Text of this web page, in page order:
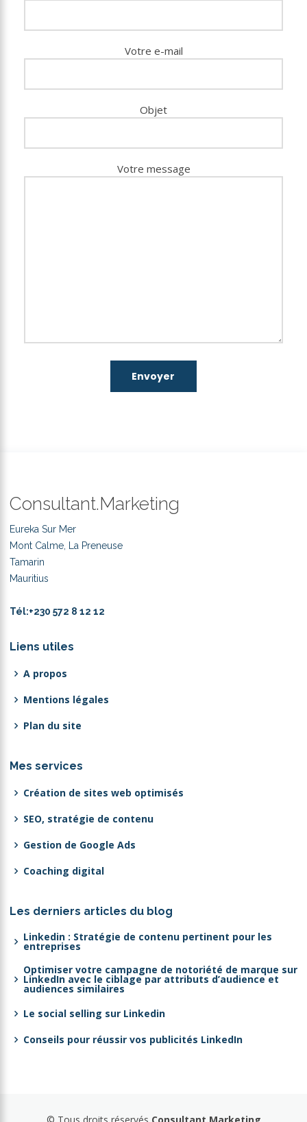
Votre e-mail
Objet
Votre message
Consultant.Marketing
Eureka Sur Mer
Mont Calme, La Preneuse
Tamarin
Mauritius
Tél:+230 572 8 12 12
Liens utiles
A propos
Mentions légales
Plan du site
Mes services
Création de sites web optimisés
SEO, stratégie de contenu
Gestion de Google Ads
Coaching digital
Les derniers articles du blog
Linkedin : Stratégie de contenu pertinent pour les
entreprises
Optimiser votre campagne de notoriété de marque sur
LinkedIn avec le ciblage par attributs d’audience et
audiences similaires
Le social selling sur Linkedin
Conseils pour réussir vos publicités LinkedIn